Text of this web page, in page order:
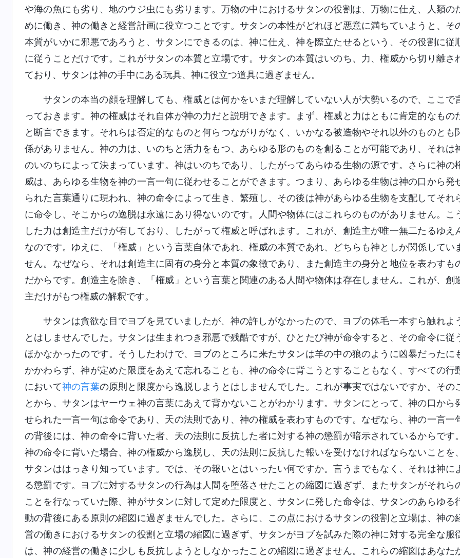
や海の魚にも劣り、地のウジ虫にも劣ります。万物の中におけるサタンの役割は、万物に仕え、人類の
めに働き、神の働きと経営計画に役立つことです。サタンの本性がどれほど悪意に満ちていようと、そ
本質がいかに邪悪であろうと、サタンにできるのは、神に仕え、神を際立たせるという、その役割に従
に従うことだけです。これがサタンの本質と立場です。サタンの本質はいのち、力、権威から切り離さ
ており、サタンは神の手中にある玩具、神に役立つ道具に過ぎません。
サタンの本当の顔を理解しても、権威とは何かをいまだ理解していない人が大勢いるので、ここで
っておきます。神の権威はそれ自体が神の力だと説明できます。まず、権威と力はともに肯定的なもの
と断言できます。それらは否定的なものと何らつながりがなく、いかなる被造物やそれ以外のものとも
係がありません。神の力は、いのちと活力をもつ、あらゆる形のものを創ることが可能であり、それは
のいのちによって決まっています。神はいのちであり、したがってあらゆる生物の源です。さらに神の
威は、あらゆる生物を神の一言一句に従わせることができます。つまり、あらゆる生物は神の口から発
られた言葉通りに現われ、神の命令によって生き、繁殖し、その後は神があらゆる生物を支配してそれ
に命令し、そこからの逸脱は永遠にあり得ないのです。人間や物体にはこれらのものがありません。こ
した力は創造主だけが有しており、したがって権威と呼ばれます。これが、創造主が唯一無二たるゆえ
なのです。ゆえに、「権威」という言葉自体であれ、権威の本質であれ、どちらも神としか関係してい
せん。なぜなら、それは創造主に固有の身分と本質の象徴であり、また創造主の身分と地位を表わすも
だからです。創造主を除き、「権威」という言葉と関連のある人間や物体は存在しません。これが、創
主だけがもつ権威の解釈です。
サタンは貪欲な目でヨブを見ていましたが、神の許しがなかったので、ヨブの体毛一本すら触れよ
とはしませんでした。サタンは生まれつき邪悪で残酷ですが、ひとたび神が命令すると、その命令に従
ほかなかったのです。そうしたわけで、ヨブのところに来たサタンは羊の中の狼のように凶暴だったに
かかわらず、神が定めた限度をあえて忘れることも、神の命令に背こうとすることもなく、すべての行
において神の言葉の原則と限度から逸脱しようとはしませんでした。これが事実ではないですか。その
とから、サタンはヤーウェ神の言葉にあえて背かないことがわかります。サタンにとって、神の口から
せられた一言一句は命令であり、天の法則であり、神の権威を表わすものです。なぜなら、神の一言一
の背後には、神の命令に背いた者、天の法則に反抗した者に対する神の懲罰が暗示されているからです。
神の命令に背いた場合、神の権威から逸脱し、天の法則に反抗した報いを受けなければならないことを、
サタンははっきり知っています。では、その報いとはいったい何ですか。言うまでもなく、それは神に
る懲罰です。ヨブに対するサタンの行為は人間を堕落させたことの縮図に過ぎず、またサタンがそれら
ことを行なっていた際、神がサタンに対して定めた限度と、サタンに発した命令は、サタンのあらゆる
動の背後にある原則の縮図に過ぎませんでした。さらに、この点におけるサタンの役割と立場は、神の
営の働きにおけるサタンの役割と立場の縮図に過ぎず、サタンがヨブを試みた際の神に対する完全な服
は、神の経営の働きに少しも反抗しようとしなかったことの縮図に過ぎません。これらの縮図はあなた